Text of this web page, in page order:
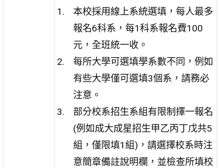
本校採用線上系統選填，每人最多
報名6科系，每1科系報名費100
元，全班統一收。
每所大學可選填學系數不同，例如
有些大學僅可選填3個系，請務必
注意。
部分校系招生系組有限制擇一報名
(例如成大成星招生甲乙丙丁戊共5
組，僅限填1組)，請選擇校系時注
意簡章備註說明欄，並檢查所填校